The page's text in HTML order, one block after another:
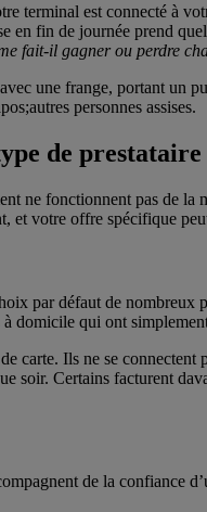
complet
terminal est connecté à
en fin de journée prend
fait-il gagner ou perdre
de prestataire
ne fonctionnent pas de
et votre offre spécifique
par défaut de
domicile qui ont
carte. Ils ne se
soir. Certains facturent
de la confiance